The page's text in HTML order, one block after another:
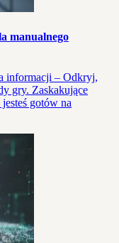
manualnego
informacji – Odkryj,
gry. Zaskakujące
gotów na